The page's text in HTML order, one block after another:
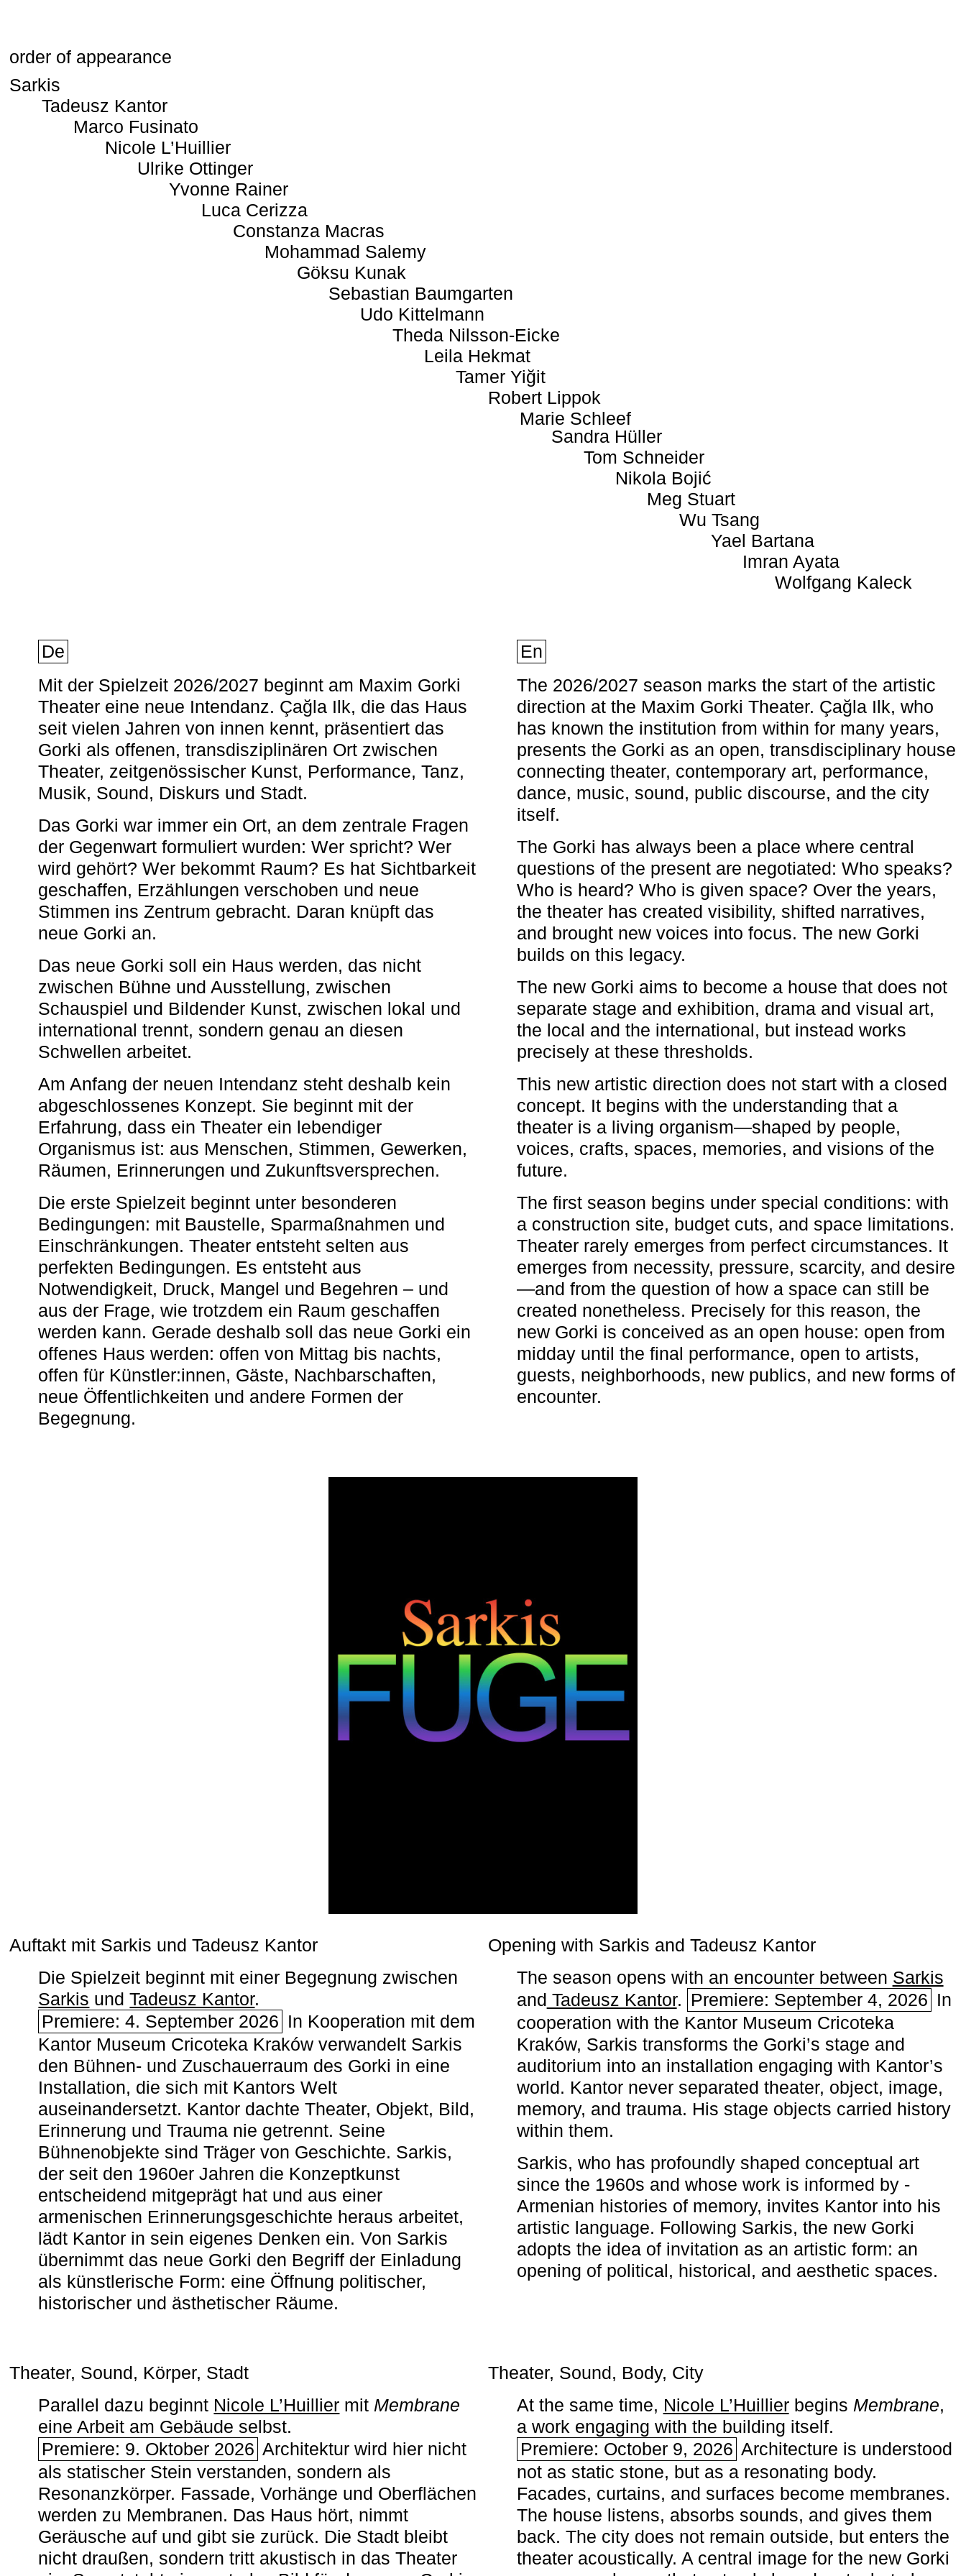
order of appearance
Sarkis
Tadeusz Kantor
Marco Fusinato
Nicole L’Huillier
Ulrike Ottinger
Yvonne Rainer
Luca Cerizza
Constanza Macras
Mohammad Salemy
Göksu Kunak
Sebastian Baumgarten
Udo Kittelmann
Theda Nilsson-Eicke
Leila Hekmat
Tamer Yiğit
Robert Lippok
Marie Schleef
Sandra Hüller
Tom Schneider
Nikola Bojić
Meg Stuart
Wu Tsang
Yael Bartana
Imran Ayata
Wolfgang Kaleck
De
Mit der Spielzeit 2026/2027 beginnt am Maxim Gorki
Theater eine neue Intendanz. Çağla Ilk, die das Haus
seit vielen Jahren von innen kennt, präsentiert das
Gorki als offenen, transdisziplinären Ort zwischen
Theater, zeitgenössischer Kunst, Performance, Tanz,
Musik, Sound, Diskurs und Stadt.
Das Gorki war immer ein Ort, an dem zentrale Fragen
der Gegenwart formuliert wurden: Wer spricht? Wer
wird gehört? Wer bekommt Raum? Es hat Sichtbarkeit
geschaffen, Erzählungen verschoben und neue
Stimmen ins Zentrum gebracht. Daran knüpft das
neue Gorki an.
Das neue Gorki soll ein Haus werden, das nicht
zwischen Bühne und Ausstellung, zwischen
Schauspiel und Bildender Kunst, zwischen lokal und
international trennt, sondern genau an diesen
Schwellen arbeitet.
Am Anfang der neuen Intendanz steht deshalb kein
abgeschlossenes Konzept. Sie beginnt mit der
Erfahrung, dass ein Theater ein lebendiger
Organismus ist: aus Menschen, Stimmen, Gewerken,
Räumen, Erinnerungen und Zukunftsversprechen.
Die erste Spielzeit beginnt unter besonderen
Bedingungen: mit Baustelle, Sparmaßnahmen und
Einschränkungen. Theater entsteht selten aus
perfekten Bedingungen. Es entsteht aus
Notwendigkeit, Druck, Mangel und Begehren – und
aus der Frage, wie trotzdem ein Raum geschaffen
werden kann. Gerade deshalb soll das neue Gorki ein
offenes Haus werden: offen von Mittag bis nachts,
offen für Künstler:innen, Gäste, Nachbarschaften,
neue Öffentlichkeiten und andere Formen der
Begegnung.
En
The 2026/2027 season marks the start of the artistic
direction at the Maxim Gorki Theater. Çağla Ilk, who
has known the institution from within for many years,
presents the Gorki as an open, transdisciplinary house
connecting theater, contemporary art, performance,
dance, music, sound, public discourse, and the city
itself.
The Gorki has always been a place where central
questions of the present are negotiated: Who speaks?
Who is heard? Who is given space? Over the years,
the theater has created visibility, shifted narratives,
and brought new voices into focus. The new Gorki
builds on this legacy.
The new Gorki aims to become a house that does not
separate stage and exhibition, drama and visual art,
the local and the international, but instead works
precisely at these thresholds.
This new artistic direction does not start with a closed
concept. It begins with the understanding that a
theater is a living organism—shaped by people,
voices, crafts, spaces, memories, and visions of the
future.
The first season begins under special conditions: with
a construction site, budget cuts, and space limitations.
Theater rarely emerges from perfect circumstances. It
emerges from necessity, pressure, scarcity, and desire
—and from the question of how a space can still be
created nonetheless. Precisely for this reason, the
new Gorki is conceived as an open house: open from
midday until the final performance, open to artists,
guests, neighborhoods, new publics, and new forms of
encounter.
Auftakt mit Sarkis und Tadeusz Kantor
Die Spielzeit beginnt mit einer Begegnung zwischen
Sarkis undTadeusz Kantor.
Premiere: 4. September 2026 In Kooperation mit dem
Kantor Museum Cricoteka Kraków verwandelt Sarkis
den Bühnen- und Zuschauerraum des Gorki in eine
Installation, die sich mit Kantors Welt
auseinandersetzt. Kantor dachte Theater, Objekt, Bild,
Erinnerung und Trauma nie getrennt. Seine
Bühnenobjekte sind Träger von Geschichte. Sarkis,
der seit den 1960er Jahren die Konzeptkunst
entscheidend mitgeprägt hat und aus einer
armenischen ­Erinnerungsgeschichte heraus arbeitet,
lädt Kantor in sein eigenes Denken ein. Von Sarkis
übernimmt das neue Gorki den Begriff der Einladung
als künstlerische Form: eine Öffnung politischer,
historischer und ästhetischer Räume.
Opening with Sarkis and Tadeusz Kantor
The season opens with an encounter between Sarkis
and Tadeusz Kantor. Premiere: September 4, 2026 In
cooperation with the ­Kantor Museum Cricoteka
Kraków, Sarkis transforms the Gorki’s stage and
auditorium into an installation engaging with Kantor’s
world. Kantor never separated theater, object, image,
memory, and trauma. His stage objects carried history
within them.
Sarkis, who has profoundly shaped conceptual art
since the 1960s and whose work is informed by ­
Armenian histories of memory, invites Kantor into his
artistic language. Following Sarkis, the new Gorki
adopts the idea of invitation as an artistic form: an
opening of political, historical, and aesthetic spaces.
Theater, Sound, Körper, Stadt
Parallel dazu beginnt Nicole L’Huillier mit ­ Membrane
eine Arbeit am Gebäude selbst.
Premiere: 9. Oktober 2026 Architektur wird hier nicht
als statischer Stein verstanden, sondern als
Resonanzkörper. Fassade, Vorhänge und Oberflächen
werden zu Membranen. Das Haus hört, nimmt
Geräusche auf und gibt sie zurück. Die Stadt bleibt
nicht draußen, sondern tritt akustisch in das Theater
Theater, Sound, Body, City
At the same time, Nicole L’Huillierbegins ­ Membrane,
a work engaging with the building itself.
Premiere: October 9, 2026 Architecture is understood
not as static stone, but as a resonating body.
Facades, curtains, and surfaces become membranes.
The house listens, absorbs sounds, and gives them
back. The city does not remain outside, but enters the
theater acoustically. A central image for the new Gorki